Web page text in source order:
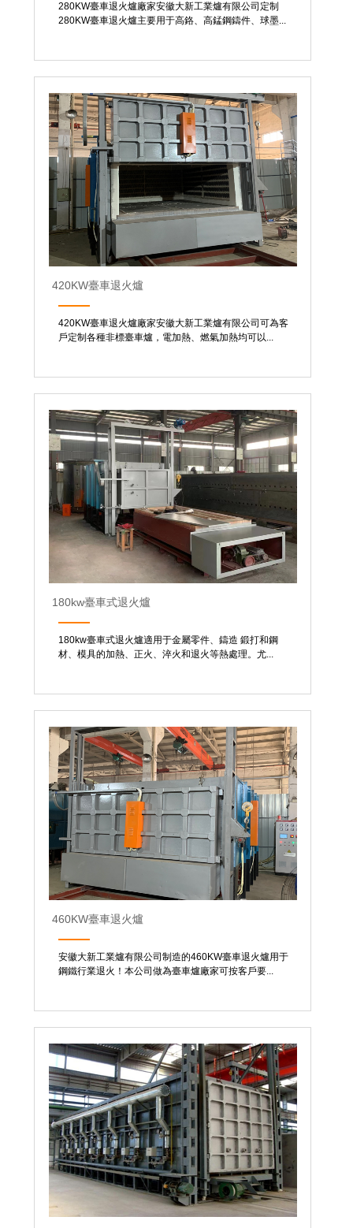
280KW臺車退火爐廠家安徽大新工業爐有限公司定制
280KW臺車退火爐主要用于高鉻、高錳鋼鑄件、球墨...
420KW臺車退火爐
420KW臺車退火爐廠家安徽大新工業爐有限公司可為客
戶定制各種非標臺車爐，電加熱、燃氣加熱均可以...
180kw臺車式退火爐
180kw臺車式退火爐適用于金屬零件、鑄造 鍛打和鋼
材、模具的加熱、正火、淬火和退火等熱處理。尤...
460KW臺車退火爐
安徽大新工業爐有限公司制造的460KW臺車退火爐用于
鋼鐵行業退火！本公司做為臺車爐廠家可按客戶要...